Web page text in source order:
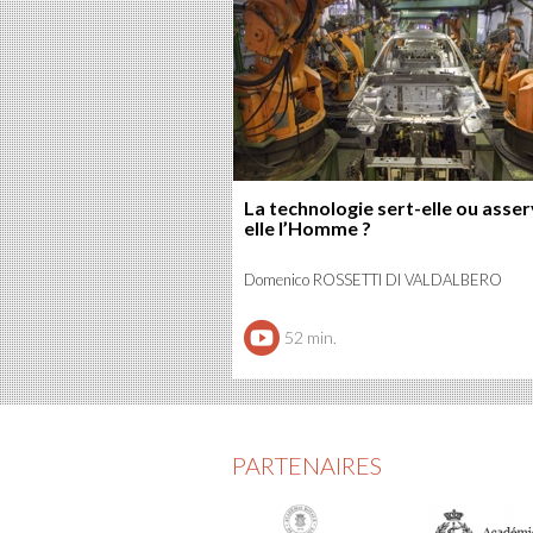
La technologie sert-elle ou
elle l’Homme ?
Domenico ROSSETTI DI VALDALBERO
52 min.
PARTENAIRES